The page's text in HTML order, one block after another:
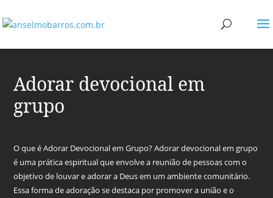
Adorar devocional em
grupo
O que é Adorar Devocional em Grupo? Adorar devocional em grupo
é uma prática espiritual que envolve a reunião de pessoas com o
objetivo de louvar e adorar a Deus em um ambiente comunitário.
Essa forma de adoração se destaca por promover a união e o